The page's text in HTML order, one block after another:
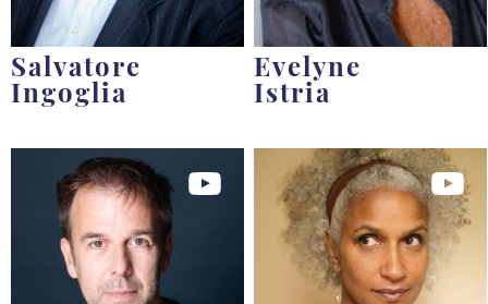
Salvatore
Ingoglia
Evelyne
Istria